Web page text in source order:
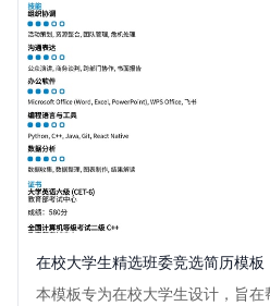
在校大学生精选班委竞选简历模板
本模板专为在校大学生设计，旨